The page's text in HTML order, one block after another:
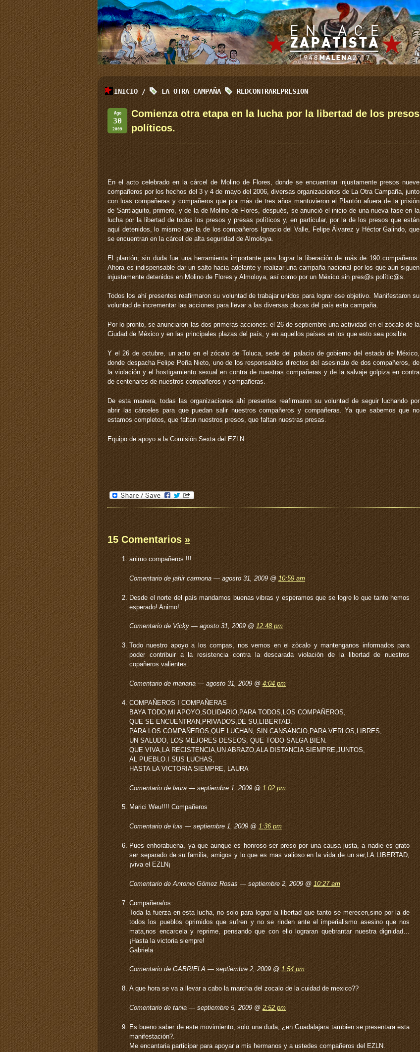
INICIO / LA OTRA CAMPAÑA REDCONTRAREPRESION
Ago
30
2009
Comienza otra etapa en la lucha por la libertad de los presos
políticos.
En el acto celebrado en la cárcel de Molino de Flores, donde se encuentran injustamente presos nueve
compañeros por los hechos del 3 y 4 de mayo del 2006, diversas organizaciones de La Otra Campaña, junto
con loas compañeras y compañeros que por más de tres años mantuvieron el Plantón afuera de la prisión
de Santiaguito, primero, y de la de Molino de Flores, después, se anunció el inicio de una nueva fase en la
lucha por la libertad de todos los presos y presas políticos y, en particular, por la de los presos que están
aquí detenidos, lo mismo que la de los compañeros Ignacio del Valle, Felipe Álvarez y Héctor Galindo, que
se encuentran en la cárcel de alta seguridad de Almoloya.
El plantón, sin duda fue una herramienta importante para lograr la liberación de más de 190 compañeros.
Ahora es indispensable dar un salto hacia adelante y realizar una campaña nacional por los que aún siguen
injustamente detenidos en Molino de Flores y Almoloya, así como por un México sin pres@s polític@s.
Todos los ahí presentes reafirmaron su voluntad de trabajar unidos para lograr ese objetivo. Manifestaron su
voluntad de incrementar las acciones para llevar a las diversas plazas del país esta campaña.
Por lo pronto, se anunciaron las dos primeras acciones: el 26 de septiembre una actividad en el zócalo de la
Ciudad de México y en las principales plazas del país, y en aquellos países en los que esto sea posible.
Y el 26 de octubre, un acto en el zócalo de Toluca, sede del palacio de gobierno del estado de México,
donde despacha Felipe Peña Nieto, uno de los responsables directos del asesinato de dos compañeros, de
la violación y el hostigamiento sexual en contra de nuestras compañeras y de la salvaje golpiza en contra
de centenares de nuestros compañeros y compañeras.
De esta manera, todas las organizaciones ahí presentes reafirmaron su voluntad de seguir luchando por
abrir las cárceles para que puedan salir nuestros compañeros y compañeras. Ya que sabemos que no
estamos completos, que faltan nuestros presos, que faltan nuestras presas.
Equipo de apoyo a la Comisión Sexta del EZLN
15 Comentarios »
animo compañeros !!!
Comentario de jahir carmona — agosto 31, 2009 @ 10:59 am
Desde el norte del país mandamos buenas vibras y esperamos que se logre lo que tanto hemos
esperado! Animo!
Comentario de Vicky — agosto 31, 2009 @ 12:48 pm
Todo nuestro apoyo a los compas, nos vemos en el zòcalo y mantenganos informados para
poder contribuir a la resistencia contra la descarada violaciòn de la libertad de nuestros
copañeros valientes.
Comentario de mariana — agosto 31, 2009 @ 4:04 pm
COMPAÑEROS I COMPAÑERAS
BAYA TODO,MI APOYO,SOLIDARIO,PARA TODOS,LOS COMPAÑEROS,
QUE SE ENCUENTRAN,PRIVADOS,DE SU,LIBERTAD.
PARA LOS COMPAÑEROS,QUE LUCHAN, SIN CANSANCIO,PARA VERLOS,LIBRES,
UN SALUDO, LOS MEJORES DESEOS, QUE TODO SALGA BIEN.
QUE VIVA,LA RECISTENCIA,UN ABRAZO,ALA DISTANCIA SIEMPRE,JUNTOS,
AL PUEBLO.I SUS LUCHAS,
HASTA LA VICTORIA SIEMPRE, LAURA
Comentario de laura — septiembre 1, 2009 @ 1:02 pm
Marici Weu!!!! Compañeros
Comentario de luis — septiembre 1, 2009 @ 1:36 pm
Pues enhorabuena, ya que aunque es honroso ser preso por una causa justa, a nadie es grato
ser separado de su familia, amigos y lo que es mas valioso en la vida de un ser,LA LIBERTAD,
¡viva el EZLN¡
Comentario de Antonio Gómez Rosas — septiembre 2, 2009 @ 10:27 am
Compañera/os:
Toda la fuerza en esta lucha, no solo para lograr la libertad que tanto se merecen,sino por la de
todos los pueblos oprimidos que sufren y no se rinden ante el imperialismo asesino que nos
mata,nos encarcela y reprime, pensando que con ello lograran quebrantar nuestra dignidad…
¡Hasta la victoria siempre!
Gabriela
Comentario de GABRIELA — septiembre 2, 2009 @ 1:54 pm
A que hora se va a llevar a cabo la marcha del zocalo de la cuidad de mexico??
Comentario de tania — septiembre 5, 2009 @ 2:52 pm
Es bueno saber de este movimiento, solo una duda, ¿en Guadalajara tambien se presentara esta
manifestación?.
Me encantaria participar para apoyar a mis hermanos y a ustedes compañeros del EZLN.